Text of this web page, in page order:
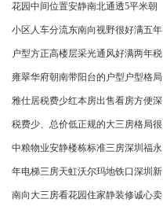
花园中间位置安静南北通透5平米朝
小区人车分流东南向视野很好满五年
户型方正高楼层采光通风好满两年税
雍翠华府朝南带阳台的户型户型格局
雅仕居税费少红本房出售看房方便深
税费少、总价低正规的大三房格局很
中粮物业安静楼栋标准三房深圳福永
年电梯三房天虹沃尔玛地铁口深圳新
南向大三房看花园住家静装修诚心卖